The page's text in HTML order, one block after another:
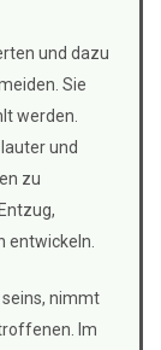
und dazu
Sie
werden.
und
zu
entwickeln.
nimmt
Im